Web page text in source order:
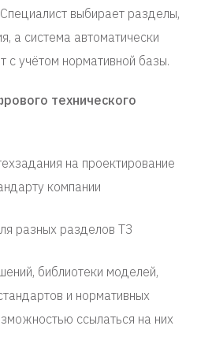
выбирает разделы,
а система автоматически
с учётом нормативной базы.
технического
на проектирование
компании
разных разделов ТЗ
библиотеки моделей,
и нормативных
ссылаться на них